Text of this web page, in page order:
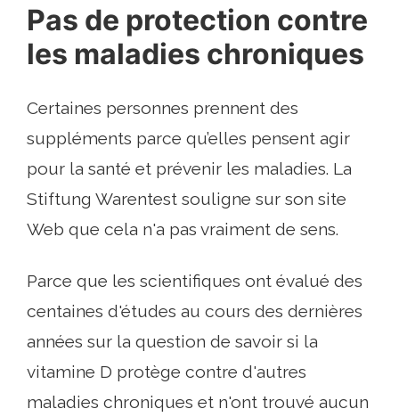
Pas de protection contre
les maladies chroniques
Certaines personnes prennent des
suppléments parce qu’elles pensent agir
pour la santé et prévenir les maladies. La
Stiftung Warentest souligne sur son site
Web que cela n'a pas vraiment de sens.
Parce que les scientifiques ont évalué des
centaines d'études au cours des dernières
années sur la question de savoir si la
vitamine D protège contre d'autres
maladies chroniques et n'ont trouvé aucun